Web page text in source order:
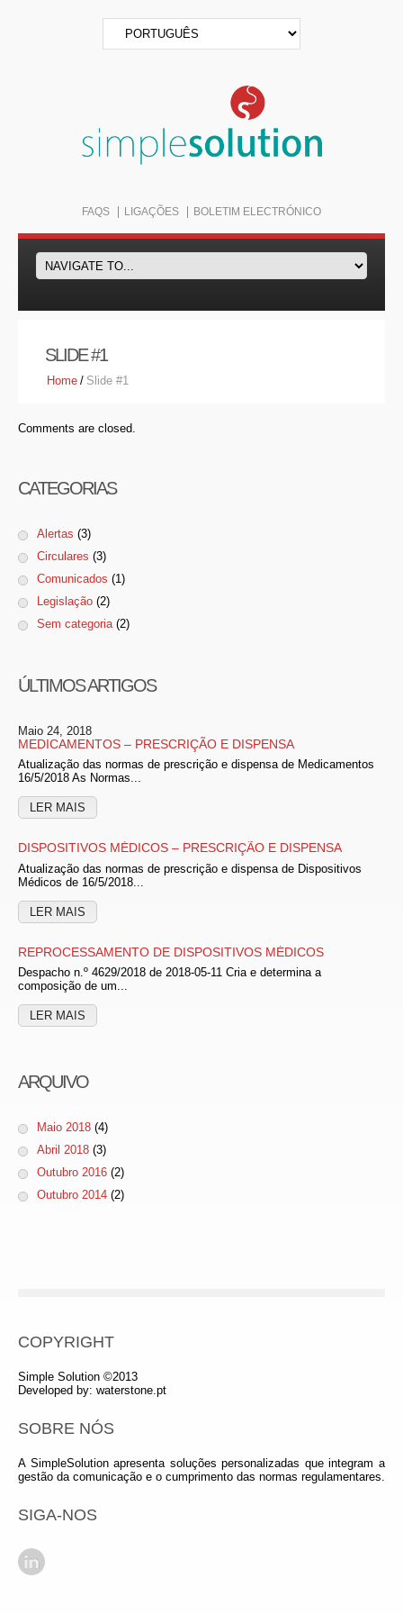
FAQS LIGAÇÕES BOLETIM ELECTRÓNICO
SLIDE #1
Home / Slide #1
Comments are closed.
CATEGORIAS
Alertas (3)
Circulares (3)
Comunicados (1)
Legislação (2)
Sem categoria (2)
ÚLTIMOS ARTIGOS
Maio 24, 2018
MEDICAMENTOS – PRESCRIÇÃO E DISPENSA
Atualização das normas de prescrição e dispensa de Medicamentos
16/5/2018 As Normas...
LER MAIS
DISPOSITIVOS MÉDICOS – PRESCRIÇÃO E DISPENSA
Atualização das normas de prescrição e dispensa de Dispositivos
Médicos de 16/5/2018...
LER MAIS
REPROCESSAMENTO DE DISPOSITIVOS MÉDICOS
Despacho n.º 4629/2018 de 2018-05-11 Cria e determina a
composição de um...
LER MAIS
ARQUIVO
Maio 2018 (4)
Abril 2018 (3)
Outubro 2016 (2)
Outubro 2014 (2)
COPYRIGHT
Simple Solution ©2013
Developed by: waterstone.pt
SOBRE NÓS
A SimpleSolution apresenta soluções personalizadas que integram a
gestão da comunicação e o cumprimento das normas regulamentares.
SIGA-NOS